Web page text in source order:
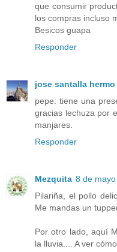
que consumir
los compras incluso
Besicos guapa
Responder
jose santalla hermo
pepe: tiene una
gracias lechuza por
manjares.
Responder
Mezquita 8 de
Pilariña, el pollo
Me mandas un
Por otro lado, aquí
la lluvia.... A ver